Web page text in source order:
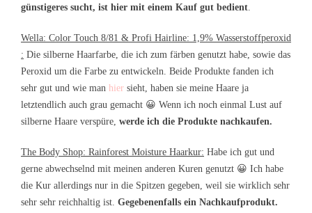
günstigeres sucht, ist hier mit einem Kauf gut bedient.
Wella: Color Touch 8/81 & Profi Hairline: 1,9% Wasserstoffperoxid
: Die silberne Haarfarbe, die ich zum färben genutzt habe, sowie das
Peroxid um die Farbe zu entwickeln. Beide Produkte fanden ich
sehr gut und wie man hier sieht, haben sie meine Haare ja
letztendlich auch grau gemacht 😀 Wenn ich noch einmal Lust auf
silberne Haare verspüre, werde ich die Produkte nachkaufen.
The Body Shop: Rainforest Moisture Haarkur: Habe ich gut und
gerne abwechselnd mit meinen anderen Kuren genutzt 😀 Ich habe
die Kur allerdings nur in die Spitzen gegeben, weil sie wirklich sehr
sehr sehr reichhaltig ist. Gegebenenfalls ein Nachkaufprodukt.